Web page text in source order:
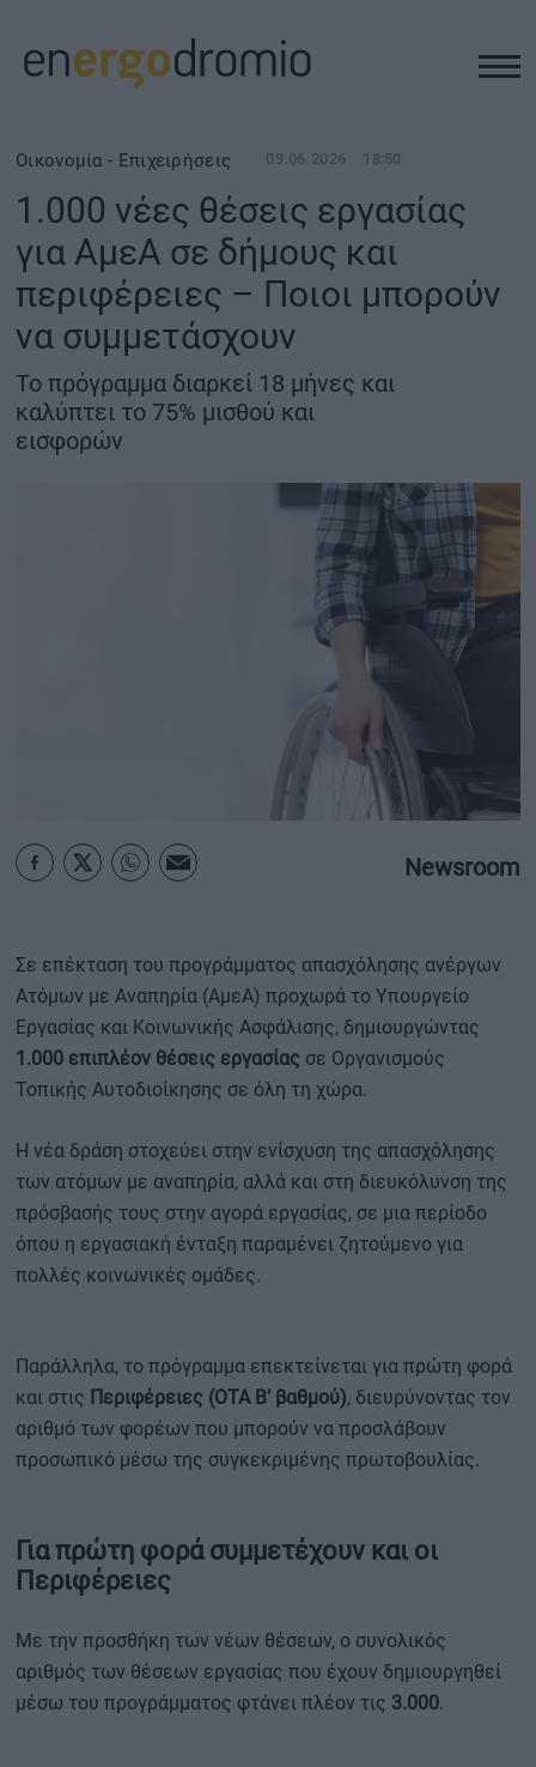
ΥΠΟΔΟΜΕΣ
REAL ESTATE
ΠΕΡΙΒΑΛΛΟΝ
ΕΝΕΡΓΕΙΑ
ΜΕΤΑΦΟΡΕΣ - ΗΛΕΚΤΡΟΚΙΝΗΣΗ
ΨΗΦΙΑΚΟΣ ΚΟΣΜΟΣ
ΟΙΚΟΝΟΜΙΑ - ΕΠΙΧΕΙΡΗΣΕΙΣ
ΟΡΟΙ ΧΡΗΣΗΣ
Οικονομία - Επιχειρήσεις 09.06.2026 18:50
1.000 νέες θέσεις εργασίας
για ΑμεΑ σε δήμους και
περιφέρειες – Ποιοι μπορούν
να συμμετάσχουν
Το πρόγραμμα διαρκεί 18 μήνες και
καλύπτει το 75% μισθού και
εισφορών
Newsroom
Σε επέκταση του προγράμματος απασχόλησης ανέργων
Ατόμων με Αναπηρία (ΑμεΑ) προχωρά το Υπουργείο
Εργασίας και Κοινωνικής Ασφάλισης, δημιουργώντας
1.000 επιπλέον θέσεις εργασίας σε Οργανισμούς
Τοπικής Αυτοδιοίκησης σε όλη τη χώρα.
Η νέα δράση στοχεύει στην ενίσχυση της απασχόλησης
των ατόμων με αναπηρία, αλλά και στη διευκόλυνση της
πρόσβασής τους στην αγορά εργασίας, σε μια περίοδο
όπου η εργασιακή ένταξη παραμένει ζητούμενο για
πολλές κοινωνικές ομάδες.
Παράλληλα, το πρόγραμμα επεκτείνεται για πρώτη φορά
και στις Περιφέρειες (ΟΤΑ Β’ βαθμού), διευρύνοντας τον
αριθμό των φορέων που μπορούν να προσλάβουν
προσωπικό μέσω της συγκεκριμένης πρωτοβουλίας.
Για πρώτη φορά συμμετέχουν και οι
Περιφέρειες
Με την προσθήκη των νέων θέσεων, ο συνολικός
αριθμός των θέσεων εργασίας που έχουν δημιουργηθεί
μέσω του προγράμματος φτάνει πλέον τις 3.000.